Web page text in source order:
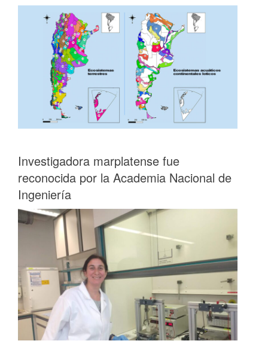
Investigadora marplatense fue
reconocida por la Academia Nacional de
Ingeniería